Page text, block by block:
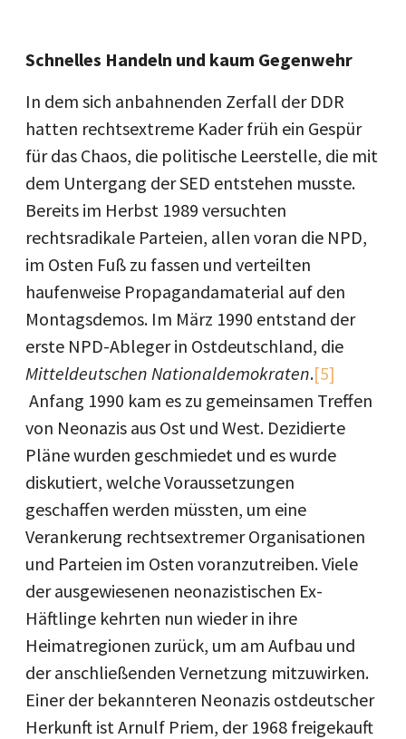
Schnelles Handeln und kaum Gegenwehr
In dem sich anbahnenden Zerfall der DDR
hatten rechtsextreme Kader früh ein Gespür
für das Chaos, die politische Leerstelle, die mit
dem Untergang der SED entstehen musste.
Bereits im Herbst 1989 versuchten
rechtsradikale Parteien, allen voran die NPD,
im Osten Fuß zu fassen und verteilten
haufenweise Propagandamaterial auf den
Montagsdemos. Im März 1990 entstand der
erste NPD-Ableger in Ostdeutschland, die
Mitteldeutschen Nationaldemokraten.[5]
Anfang 1990 kam es zu gemeinsamen Treffen
von Neonazis aus Ost und West. Dezidierte
Pläne wurden geschmiedet und es wurde
diskutiert, welche Voraussetzungen
geschaffen werden müssten, um eine
Verankerung rechtsextremer Organisationen
und Parteien im Osten voranzutreiben. Viele
der ausgewiesenen neonazistischen Ex-
Häftlinge kehrten nun wieder in ihre
Heimatregionen zurück, um am Aufbau und
der anschließenden Vernetzung mitzuwirken.
Einer der bekannteren Neonazis ostdeutscher
Herkunft ist Arnulf Priem, der 1968 freigekauft